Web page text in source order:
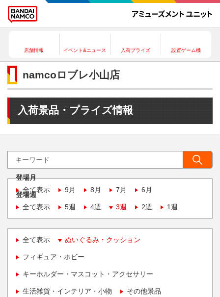
店舗情報 イベント&ニュース 入荷プライズ 設置ゲーム機
namcoロブレ小山店
入荷景品・プライズ情報
登場月
全て表示
9月 8月 7月 6月
登場週
全て表示
5週 4週 3週 2週 1週
全て表示 ぬいぐるみ・クッション
フィギュア・ホビー
キーホルダー・マスコット・アクセサリー
生活雑貨・インテリア・小物 その他景品